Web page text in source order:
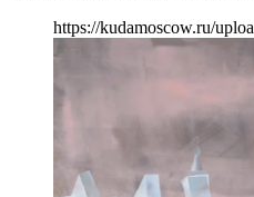
https://kudamoscow.ru/